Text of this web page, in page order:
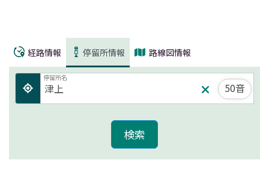
経路情報 停留所情報 路線図情報
停留所名
50音